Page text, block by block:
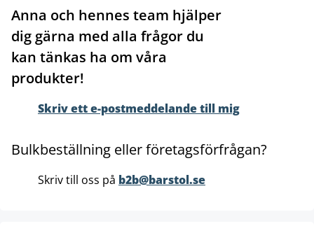
Anna och hennes team hjälper
dig gärna med alla frågor du
kan tänkas ha om våra
produkter!
Skriv ett e-postmeddelande till mig
Bulkbeställning eller företagsförfrågan?
Skriv till oss på b2b@barstol.se